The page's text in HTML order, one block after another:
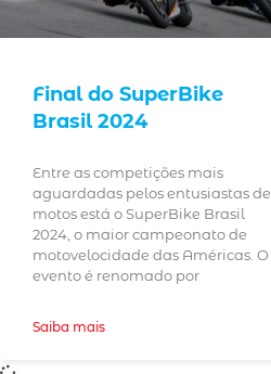
Final do SuperBike
Brasil 2024
Entre as competições mais
aguardadas pelos entusiastas de
motos está o SuperBike Brasil
2024, o maior campeonato de
motovelocidade das Américas. O
evento é renomado por
Saiba mais